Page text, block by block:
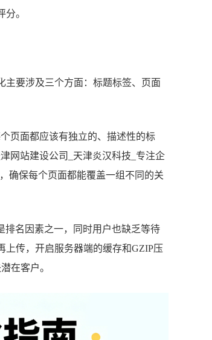
。
主要涉及三个方面：标题标签、页面
页面都应该有独立的、描述性的标
网站建设公司_天津炎汉科技_专注企
确保每个页面都能覆盖一组不同的关
排名因素之一，同时用户也缺乏等待
传，开启服务器端的缓存和GZIP压
在客户。